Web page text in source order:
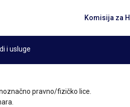
Komisija za
i usluge
pravno/fizičko lice.